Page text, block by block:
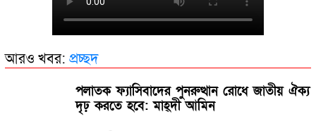
আরও খবর: প্রচ্ছদ
পলাতক ফ্যাসিবাদের পুনরুত্থান রোধে জাতীয় ঐক্য
দৃঢ় করতে হবে: মাহ্দী আমিন